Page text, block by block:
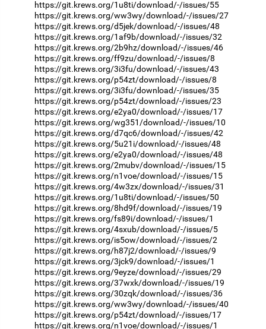
https://git.krews.org/1u8ti/download/-/issues/55
https://git.krews.org/ww3wy/download/-/issues/27
https://git.krews.org/d5jek/download/-/issues/48
https://git.krews.org/1af9b/download/-/issues/32
https://git.krews.org/2b9hz/download/-/issues/46
https://git.krews.org/ff9zu/download/-/issues/8
https://git.krews.org/3i3fu/download/-/issues/43
https://git.krews.org/p54zt/download/-/issues/8
https://git.krews.org/3i3fu/download/-/issues/35
https://git.krews.org/p54zt/download/-/issues/23
https://git.krews.org/e2ya0/download/-/issues/17
https://git.krews.org/wg351/download/-/issues/10
https://git.krews.org/d7qc6/download/-/issues/42
https://git.krews.org/5u21i/download/-/issues/48
https://git.krews.org/e2ya0/download/-/issues/48
https://git.krews.org/2mubv/download/-/issues/15
https://git.krews.org/n1voe/download/-/issues/15
https://git.krews.org/4w3zx/download/-/issues/31
https://git.krews.org/1u8ti/download/-/issues/50
https://git.krews.org/8hd9f/download/-/issues/19
https://git.krews.org/fs89i/download/-/issues/1
https://git.krews.org/4sxub/download/-/issues/5
https://git.krews.org/is5ow/download/-/issues/2
https://git.krews.org/h87j2/download/-/issues/9
https://git.krews.org/3jck9/download/-/issues/1
https://git.krews.org/9eyze/download/-/issues/29
https://git.krews.org/37wxk/download/-/issues/19
https://git.krews.org/30zqk/download/-/issues/36
https://git.krews.org/ww3wy/download/-/issues/40
https://git.krews.org/p54zt/download/-/issues/17
https://git.krews.org/n1voe/download/-/issues/1